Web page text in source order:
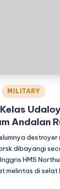
MILITARY
Andalan
destroyer
dibayangi
HMS
melintas di selat